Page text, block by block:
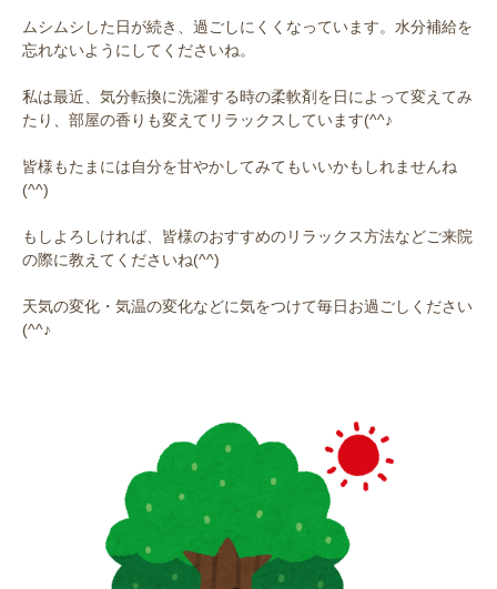
ムシムシした日が続き、過ごしにくくなっています。水分補給を
忘れないようにしてくださいね。
私は最近、気分転換に洗濯する時の柔軟剤を日によって変えてみ
たり、部屋の香りも変えてリラックスしています(^^♪
皆様もたまには自分を甘やかしてみてもいいかもしれませんね
(^^)
もしよろしければ、皆様のおすすめのリラックス方法などご来院
の際に教えてくださいね(^^)
天気の変化・気温の変化などに気をつけて毎日お過ごしください
(^^♪